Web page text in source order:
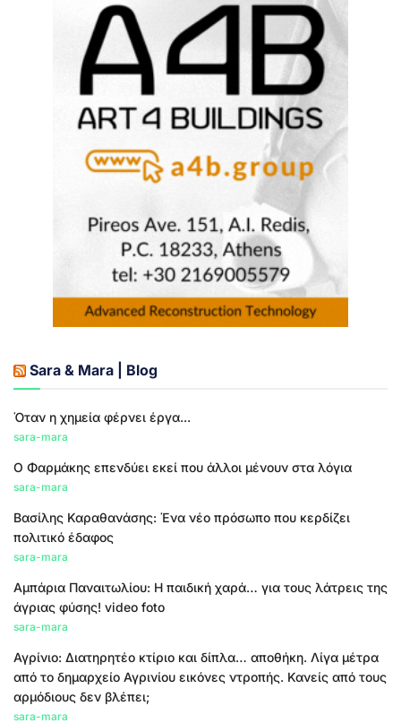
Sara & Mara | Blog
Όταν η χημεία φέρνει έργα...
sara-mara
Ο Φαρμάκης επενδύει εκεί που άλλοι μένουν στα λόγια
sara-mara
Βασίλης Καραθανάσης: Ένα νέο πρόσωπο που κερδίζει
πολιτικό έδαφος
sara-mara
Αμπάρια Παναιτωλίου: Η παιδική χαρά… για τους λάτρεις της
άγριας φύσης! video foto
sara-mara
Αγρίνιο: Διατηρητέο κτίριο και δίπλα… αποθήκη. Λίγα μέτρα
από το δημαρχείο Αγρινίου εικόνες ντροπής. Κανείς από τους
αρμόδιους δεν βλέπει;
sara-mara